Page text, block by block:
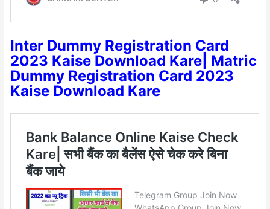
Inter Dummy Registration Card
2023 Kaise Download Kare| Matric
Dummy Registration Card 2023
Kaise Download Kare